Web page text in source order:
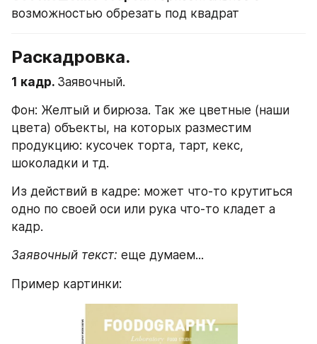
возможностью обрезать под квадрат
Раскадровка.
1 кадр. Заявочный.
Фон: Желтый и бирюза. Так же цветные (наши
цвета) объекты, на которых разместим
продукцию: кусочек торта, тарт, кекс,
шоколадки и тд.
Из действий в кадре: может что-то крутиться
одно по своей оси или рука что-то кладет а
кадр.
Заявочный текст: еще думаем...
Пример картинки: